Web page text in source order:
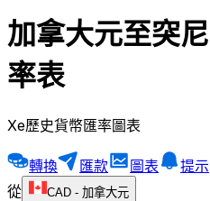
加拿大元至突
率表
Xe歷史貨幣匯率圖表
轉換 匯款 圖表
提示
從
CAD - 加拿大元